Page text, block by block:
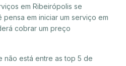
em Ribeirópolis se
em iniciar um serviço em
cobrar um preço
não está entre as top 5 de